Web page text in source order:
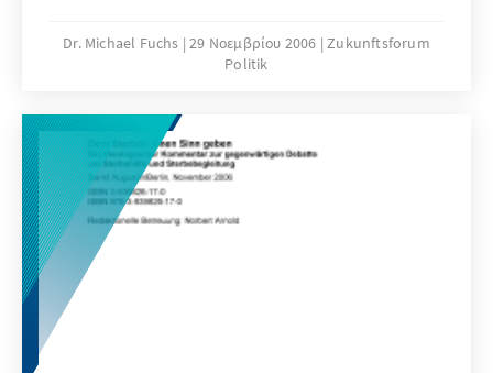
dem Ziel, zu einer Lösung beizutragen, die
sich am Prinzip der Menschlichkeit und an
orientiert. Die vorliegende Studie soll die
Sterbehilfe-Debatte argumentativ
untermauern.
Dr. Michael Fuchs 29 Νοεμβρίου 2006 Zukunftsforum
Politik